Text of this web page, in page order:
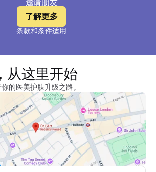
邀请朋友
了解更多
条款和条件适用
从这里开始
的医美护肤升级之路。